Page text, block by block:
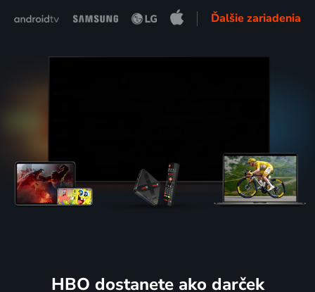
Ďalšie zariadenia
HBO dostanete ako darček